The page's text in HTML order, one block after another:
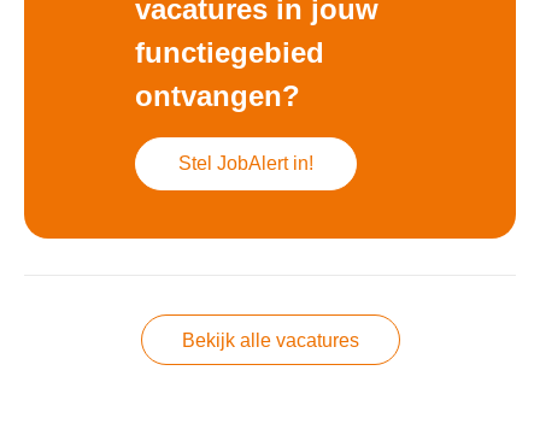
vacatures in jouw
functiegebied
ontvangen?
Stel JobAlert in!
Bekijk alle vacatures